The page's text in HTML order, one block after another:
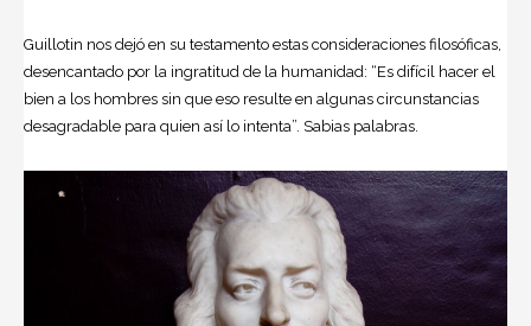
Guillotin nos dejó en su testamento estas consideraciones filosóficas,
desencantado por la ingratitud de la humanidad: “Es difícil hacer el
bien a los hombres sin que eso resulte en algunas circunstancias
desagradable para quien así lo intenta”. Sabias palabras.